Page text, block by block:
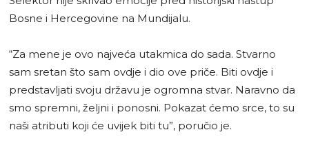
Bosne i Hercegovine na Mundijalu.
“Za mene je ovo najveća utakmica do sada. Stvarno
sam sretan što sam ovdje i dio ove priče. Biti ovdje i
predstavljati svoju državu je ogromna stvar. Naravno da
smo spremni, željni i ponosni. Pokazat ćemo srce, to su
naši atributi koji će uvijek biti tu”, poručio je.